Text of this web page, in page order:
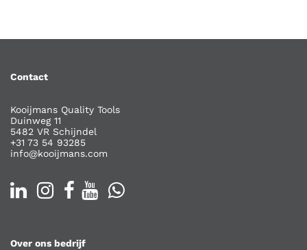
Contact
Kooijmans Quality Tools
Duinweg 11
5482 VR Schijndel
+31 73 54 93285
info@kooijmans.com
Over ons bedrijf